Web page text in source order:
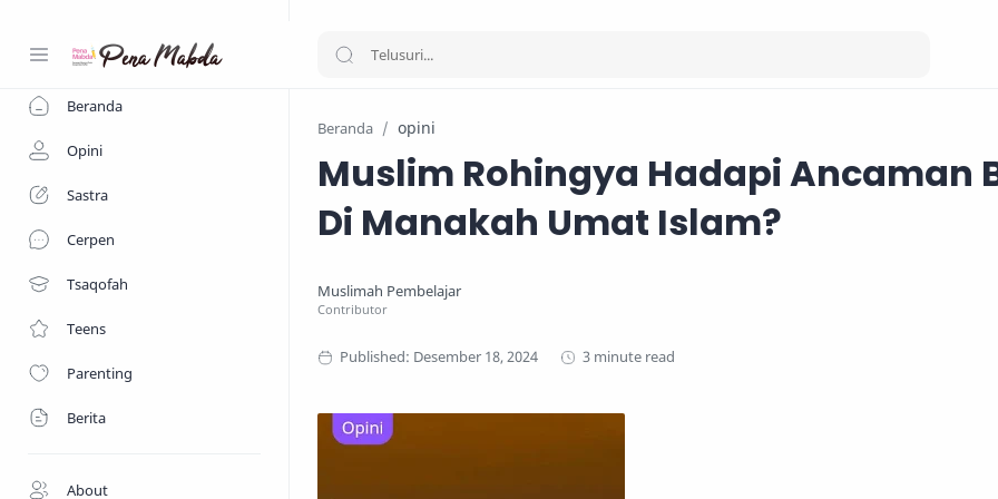
Beranda
Opini
Sastra
Cerpen
Tsaqofah
Teens
Parenting
Berita
About
Beranda opini
Muslim Rohingya Hadapi Ancaman
Di Manakah Umat Islam?
3 minute read